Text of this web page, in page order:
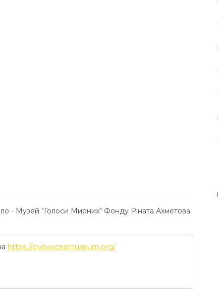
- Музей "Голоси Мирних" Фонду Ріната Ахметова
https://civilvoicesmuseum.org/